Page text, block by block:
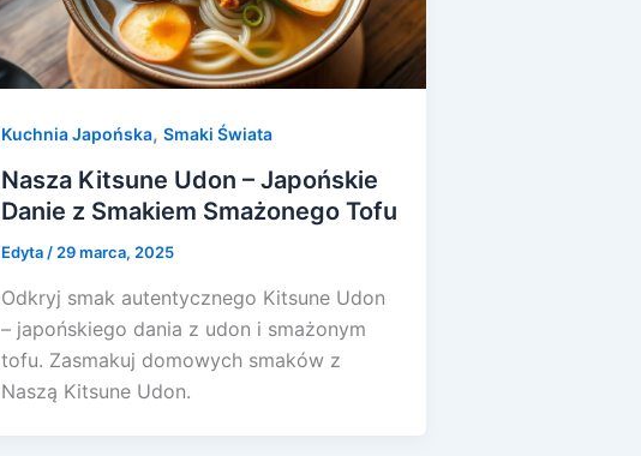
Kuchnia Japońska, Smaki Świata
Nasza Kitsune Udon – Japońskie
Danie z Smakiem Smażonego Tofu
Edyta / 29 marca, 2025
Odkryj smak autentycznego Kitsune Udon
– japońskiego dania z udon i smażonym
tofu. Zasmakuj domowych smaków z
Naszą Kitsune Udon.